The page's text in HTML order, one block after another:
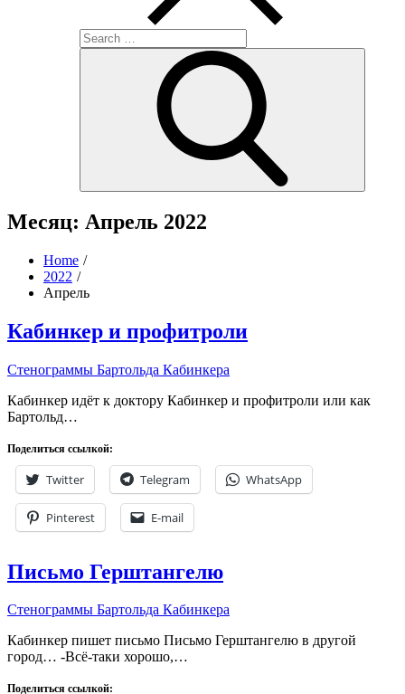
Search
for:
Месяц: Апрель 2022
Home
2022
Апрель
Кабинкер и профитроли
Стенограммы Бартольда Кабинкера
Кабинкер идёт к доктору Кабинкер и профитроли или как
Бартольд…
Поделиться ссылкой:
Twitter Telegram WhatsApp
Pinterest E-mail
Письмо Герштангелю
Стенограммы Бартольда Кабинкера
Кабинкер пишет письмо Письмо Герштангелю в другой
город… -Всё-таки хорошо,…
Поделиться ссылкой: